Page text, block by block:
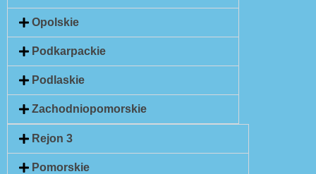
Rejon 3
Pomorskie
Opolskie
Podkarpackie
Podlaskie
Zachodniopomorskie